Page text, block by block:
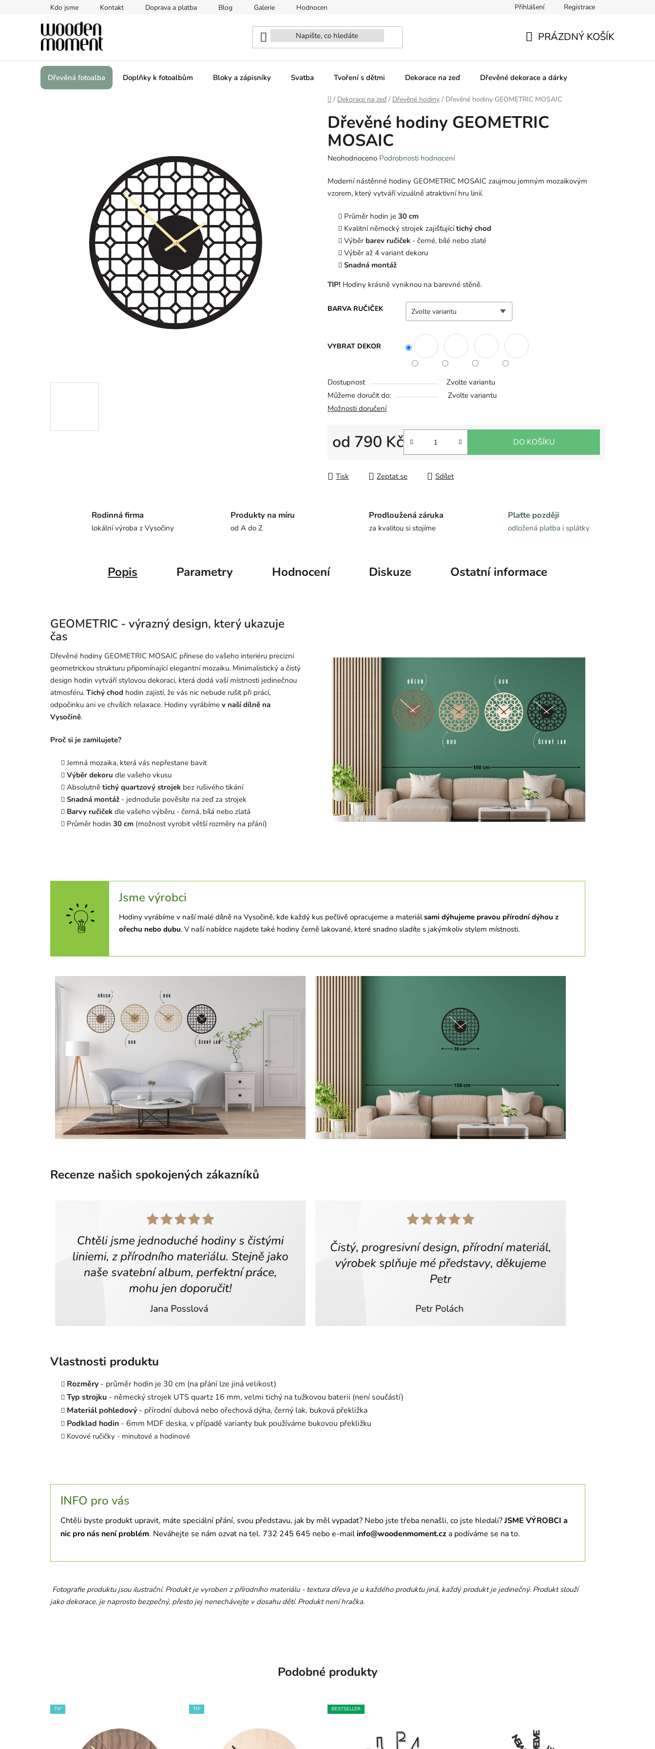
Kdo jsme Kontakt Doprava a platba Blog Galerie Hodnocení obchodu SPOLUpracujte s námi! Obchodní podmínky
Přihlášení Registrace
KOŠÍK
PRÁZDNÝ KOŠÍK
Dřevěná fotoalba Doplňky k fotoalbům Bloky a zápisníky Svatba Tvoření s dětmi Dekorace na zeď Dřevěné dekorace a dárky
Domů
/ Dekorace na zeď / Dřevěné hodiny / Dřevěné hodiny GEOMETRIC MOSAIC
Dřevěné hodiny GEOMETRIC
MOSAIC
Průměrné
produktu
je
hvězdiček.
Neohodnoceno Podrobnosti hodnocení
Moderní nástěnné hodiny GEOMETRIC MOSAIC zaujmou jemným mozaikovým
vzorem, který vytváří vizuálně atraktivní hru linií.
Průměr hodin je 30 cm
Kvalitní německý strojek zajišťujícítichý chod
Výběr barev ručiček - černé, bílé nebo zlaté
Výběr až 4 variant dekoru
Snadná montáž
TIP! Hodiny krásně vyniknou na barevné stěně.
BARVA RUČIČEK
VYBRAT DEKOR
Dostupnost
Zvolte variantu
Můžeme doručit do:
Zvolte variantu
Možnosti doručení
od 790 Kč DO KOŠÍKU
Tisk Zeptat se Sdílet
Rodinná firma
lokální výroba z Vysočiny
Produkty na míru
od A do Z
Prodloužená záruka
za kvalitou si stojíme
Plaťte později
odložená platba i splátky
Popis Parametry Hodnocení Diskuze Ostatní informace
GEOMETRIC - výrazný design, který ukazuje
čas
Dřevěné hodiny GEOMETRIC MOSAIC přinese do vašeho interiéru precizní
geometrickou strukturu připomínající elegantní mozaiku. Minimalistický a čistý
design hodin vytváří stylovou dekoraci, která dodá vaší místnosti jedinečnou
atmosféru. Tichý chod hodin zajistí, že vás nic nebude rušit při práci,
odpočinku ani ve chvílích relaxace. Hodiny vyrábíme v naší dílně na
Vysočině.
Proč si je zamilujete?
Jemná mozaika, která vás nepřestane bavit
Výběr dekoru dle vašeho vkusu
Absolutně tichý quartzový strojek bez rušivého tikání
Snadná montáž - jednoduše pověsíte na zeď za strojek
Barvy ručiček dle vašeho výběru - černá, bílá nebo zlatá
Průměr hodin 30 cm (možnost vyrobit větší rozměry na přání)
Jsme výrobci
Hodiny vyrábíme v naší malé dílně na Vysočině, kde každý kus pečlivě opracujeme a materiálsami dýhujeme pravou přírodní dýhou z
ořechu nebo dubu. V naší nabídce najdete také hodiny černě lakované, které snadno sladíte s jakýmkoliv stylem místnosti.
Recenze našich spokojených zákazníků
Vlastnosti produktu
Rozměry - průměr hodin je 30 cm (na přání lze jiná velikost)
Typ strojku - německý strojek UTS quartz 16 mm, velmi tichý na tužkovou baterii (není součástí)
Materiál pohledový - přírodní dubová nebo ořechová dýha, černý lak, buková překližka
Podklad hodin - 6mm MDF deska, v případě varianty buk používáme bukovou překližku
Kovové ručičky - minutové a hodinové
INFO pro vás
Chtěli byste produkt upravit, máte speciální přání, svou představu, jak by měl vypadat? Nebo jste třeba nenašli, co jste hledali?JSME VÝROBCI a
nic pro nás není problém. Neváhejte se nám ozvat na tel. 732 245 645 nebo e-mailinfo@woodenmoment.cza podíváme se na to.
Fotografie produktu jsou ilustrační. Produkt je vyroben z přírodního materiálu - textura dřeva je u každého produktu jiná, každý produkt je jedinečný. Produkt slouží
jako dekorace, je naprosto bezpečný, přesto jej nenechávejte v dosahu dětí. Produkt není hračka.
Podobné produkty
TIP TIP BESTSELLER